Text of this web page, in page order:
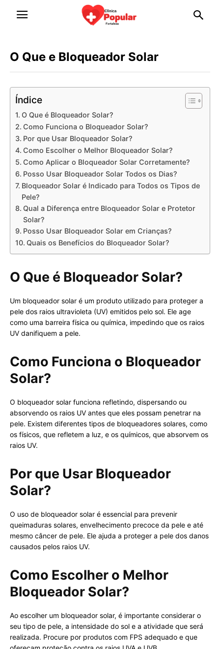
O Que e Bloqueador Solar
Índice
O Que é Bloqueador Solar?
Como Funciona o Bloqueador Solar?
Por que Usar Bloqueador Solar?
Como Escolher o Melhor Bloqueador Solar?
Como Aplicar o Bloqueador Solar Corretamente?
Posso Usar Bloqueador Solar Todos os Dias?
Bloqueador Solar é Indicado para Todos os Tipos de
Pele?
Qual a Diferença entre Bloqueador Solar e Protetor
Solar?
Posso Usar Bloqueador Solar em Crianças?
Quais os Benefícios do Bloqueador Solar?
O Que é Bloqueador Solar?
Um bloqueador solar é um produto utilizado para proteger a
pele dos raios ultravioleta (UV) emitidos pelo sol. Ele age
como uma barreira física ou química, impedindo que os raios
UV danifiquem a pele.
Como Funciona o Bloqueador
Solar?
O bloqueador solar funciona refletindo, dispersando ou
absorvendo os raios UV antes que eles possam penetrar na
pele. Existem diferentes tipos de bloqueadores solares, como
os físicos, que refletem a luz, e os químicos, que absorvem os
raios UV.
Por que Usar Bloqueador
Solar?
O uso de bloqueador solar é essencial para prevenir
queimaduras solares, envelhecimento precoce da pele e até
mesmo câncer de pele. Ele ajuda a proteger a pele dos danos
causados pelos raios UV.
Como Escolher o Melhor
Bloqueador Solar?
Ao escolher um bloqueador solar, é importante considerar o
seu tipo de pele, a intensidade do sol e a atividade que será
realizada. Procure por produtos com FPS adequado e que